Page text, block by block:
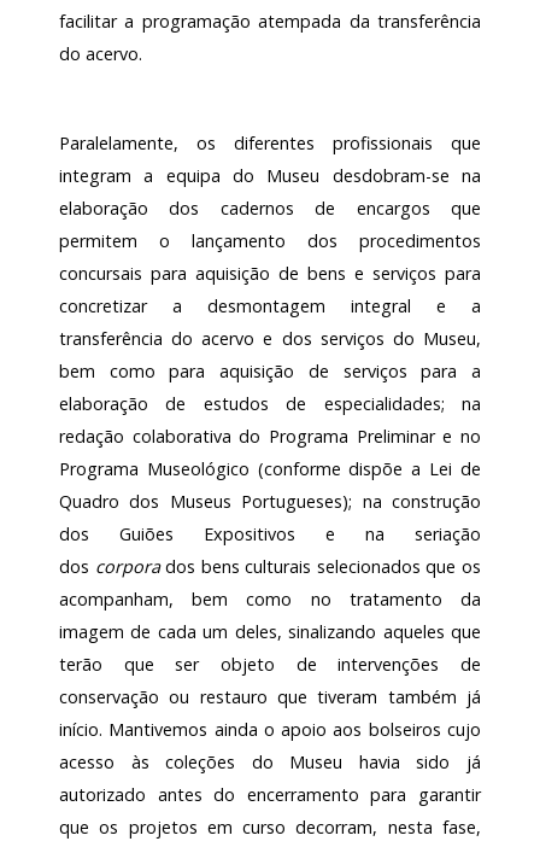
facilitar a programação atempada da transferência
do acervo.
Paralelamente, os diferentes profissionais que
integram a equipa do Museu desdobram-se na
elaboração dos cadernos de encargos que
permitem o lançamento dos procedimentos
concursais para aquisição de bens e serviços para
concretizar a desmontagem integral e a
transferência do acervo e dos serviços do Museu,
bem como para aquisição de serviços para a
elaboração de estudos de especialidades; na
redação colaborativa do Programa Preliminar e no
Programa Museológico (conforme dispõe a Lei de
Quadro dos Museus Portugueses); na construção
dos Guiões Expositivos e na seriação
dos corporados bens culturais selecionados que os
acompanham, bem como no tratamento da
imagem de cada um deles, sinalizando aqueles que
terão que ser objeto de intervenções de
conservação ou restauro que tiveram também já
início. Mantivemos ainda o apoio aos bolseiros cujo
acesso às coleções do Museu havia sido já
autorizado antes do encerramento para garantir
que os projetos em curso decorram, nesta fase,